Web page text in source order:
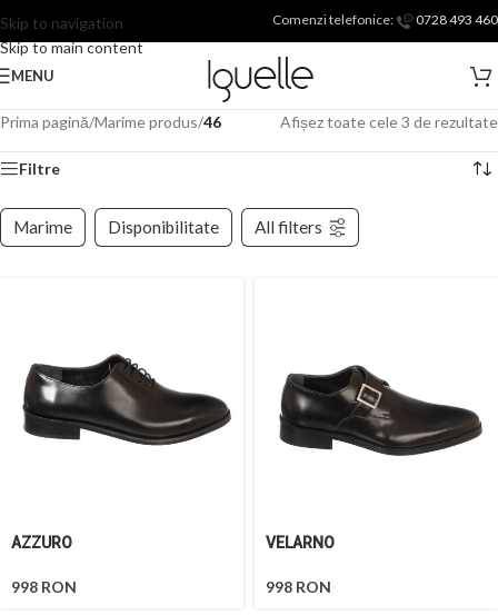
Skip to navigation
Skip to main content
Comenzi telefonice: 0728 493 460
MENU
Prima pagină/Marime produs/46 Afișez toate cele 3 de rezultate
Filtre
Marime Disponibilitate All filters
AZZURO
998 RON
VELARNO
998 RON